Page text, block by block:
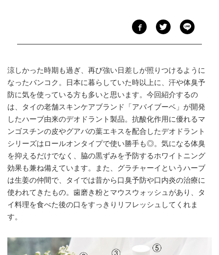
涼しかった時期も過ぎ、再び強い日差しが照りつけるように
なったバンコク。日本に暮らしていた時以上に、汗や体臭予
防に気を使っている方も多いと思います。今回紹介するの
は、タイの老舗スキンケアブランド「アバイブーベ」が開発
したハーブ由来のデオドラント製品。抗酸化作用に優れるマ
ンゴスチンの皮やグアバの葉エキスを配合したデオドラント
シリーズはロールオンタイプで使い勝手も◎。気になる体臭
を抑えるだけでなく、脇の黒ずみを予防するホワイトニング
効果も兼ね備えています。また、グラチャーイというハーブ
は生姜の仲間で、タイでは昔から口臭予防や口内炎の治療に
使われてきたもの。歯磨き粉とマウスウォッシュがあり、タ
イ料理を食べた後の口をすっきりリフレッシュしてくれま
す。